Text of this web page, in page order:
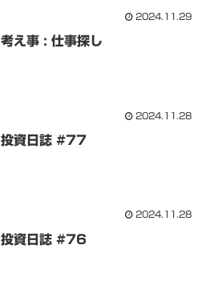
2024.11.29
考え事 : 仕事探し
2024.11.28
投資日誌 #77
2024.11.28
投資日誌 #76